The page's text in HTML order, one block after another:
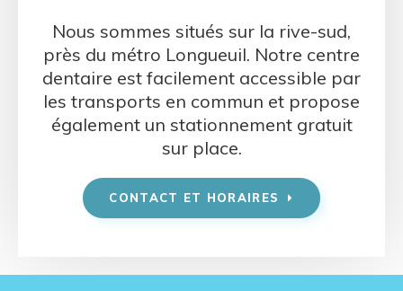
Nous sommes situés sur la rive-sud,
près du métro Longueuil. Notre centre
dentaire est facilement accessible par
les transports en commun et propose
également un stationnement gratuit
sur place.
CONTACT ET HORAIRES